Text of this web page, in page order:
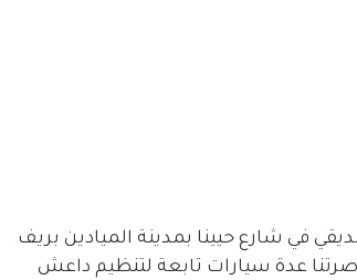
عام 2014 وأثناء تجولي وصديقي في شارع حيينا بمدينة الميادين بريف
عدة سيارات تابعة لتنظيم داعش